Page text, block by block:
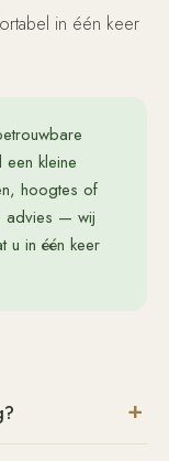
in één keer
kleine
hoogtes of
advies — wij
u in één keer